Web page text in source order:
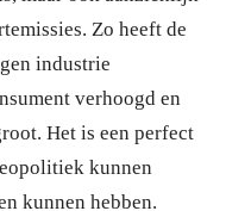
Zo heeft de
industrie
verhoogd en
Het is een perfect
kunnen
kunnen hebben.